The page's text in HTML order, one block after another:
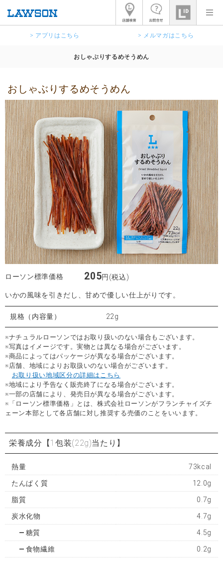
> アプリはこちら > メルマガはこちら
おしゃぶりするめそうめん
おしゃぶりするめそうめん
ローソン標準価格 205円(税込)
いかの風味を引きだし、甘めで優しい仕上がりです。
規格（内容量） 22g
※ナチュラルローソンではお取り扱いのない場合もございます。
※写真はイメージです。実物とは異なる場合がございます。
※商品によってはパッケージが異なる場合がございます。
※店舗、地域によりお取扱いのない場合がございます。
お取り扱い地域区分の詳細はこちら
※地域により予告なく販売終了になる場合がございます。
※一部の店舗により、発売日が異なる場合がございます。
※「ローソン標準価格」とは、株式会社ローソンがフランチャイズチ
ェーン本部として各店舗に対し推奨する売価のことをいいます。
栄養成分 【1包装(22g)当たり】
熱量 73kcal
たんぱく質 12.0g
脂質 0.7g
炭水化物 4.7g
糖質 4.5g
食物繊維 0.2g